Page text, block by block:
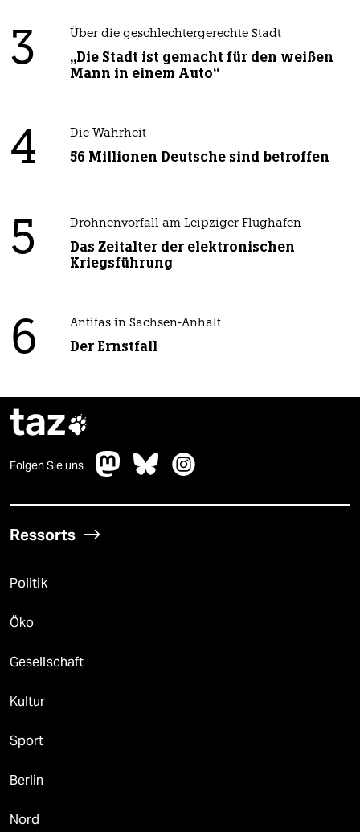
3 Über die geschlechtergerechte Stadt
„Die Stadt ist gemacht für den weißen
Mann in einem Auto“
4 Die Wahrheit
56 Millionen Deutsche sind betroffen
5 Drohnenvorfall am Leipziger Flughafen
Das Zeitalter der elektronischen
Kriegsführung
6 Antifas in Sachsen-Anhalt
Der Ernstfall
taz
Folgen Sie uns
Ressorts
Politik
Öko
Gesellschaft
Kultur
Sport
Berlin
Nord